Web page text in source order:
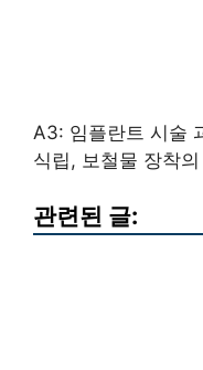
A3: 임플란트 시술
식립, 보철물 장착
관련된 글: